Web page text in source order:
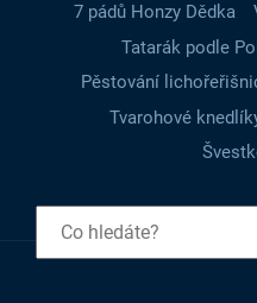
7 pádů Honzy Dědka
Tatarák podle
Pěstování
Tvarohové